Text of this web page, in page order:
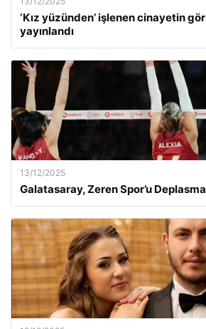
‘Kız yüzünden’ işlenen cinayetin
yayınlandı
13/12/2025
Galatasaray, Zeren Spor’u